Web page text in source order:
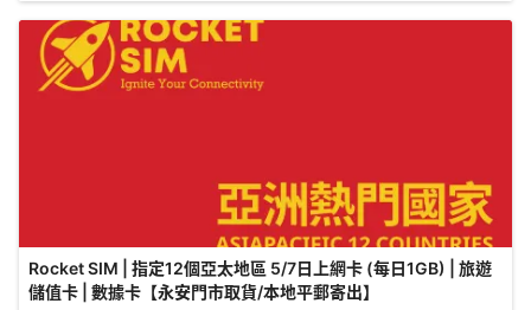
Rocket SIM | 指定12個亞太地區 5/7日上網卡 (每日1GB) | 旅遊
儲值卡 | 數據卡【永安門市取貨/本地平郵寄出】